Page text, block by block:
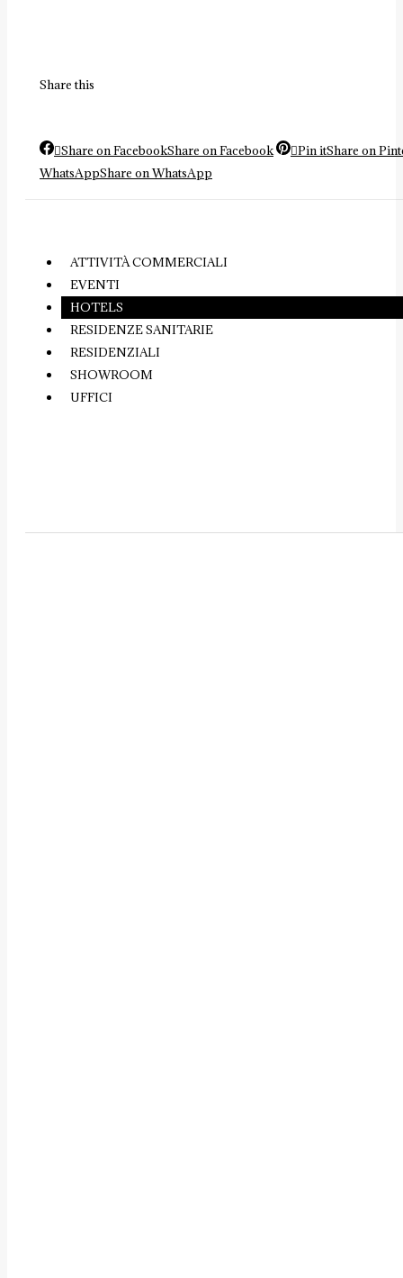
Share this
Share on FacebookShare on Facebook Pin itShare on
WhatsAppShare on WhatsApp
ATTIVITÀ COMMERCIALI
EVENTI
HOTELS
RESIDENZE SANITARIE
RESIDENZIALI
SHOWROOM
UFFICI